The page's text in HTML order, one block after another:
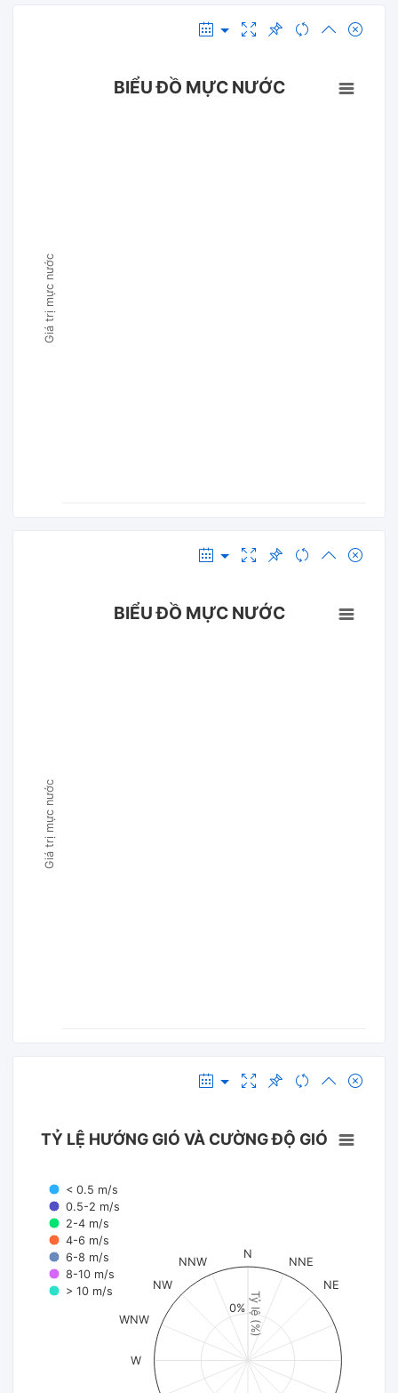
Giá trị mực nước
BIỂU ĐỒ MỰC NƯỚC
Giá trị mực nước
BIỂU ĐỒ MỰC NƯỚC
Tỷ lệ (%)
TỶ LỆ HƯỚNG GIÓ VÀ CƯỜNG ĐỘ GIÓ
< 0.5 m/s
0.5-2 m/s
2-4 m/s
4-6 m/s
6-8 m/s
8-10 m/s
> 10 m/s
N
NNE
NE
W
WNW
NW
NNW
0%